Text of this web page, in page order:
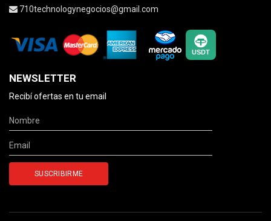
710technologynegocios@gmail.com
NEWSLETTER
Recibí ofertas en tu email